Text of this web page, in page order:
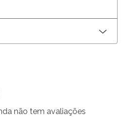
não tem avaliações